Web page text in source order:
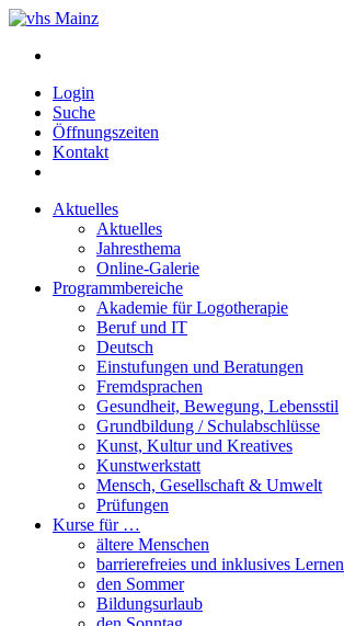
Login
Suche
Öffnungszeiten
Kontakt
Aktuelles
Aktuelles
Jahresthema
Online-Galerie
Programmbereiche
Akademie für Logotherapie
Beruf und IT
Deutsch
Einstufungen und Beratungen
Fremdsprachen
Gesundheit, Bewegung, Lebensstil
Grundbildung / Schulabschlüsse
Kunst, Kultur und Kreatives
Kunstwerkstatt
Mensch, Gesellschaft & Umwelt
Prüfungen
Kurse für …
ältere Menschen
barrierefreies und inklusives Lernen
den Sommer
Bildungsurlaub